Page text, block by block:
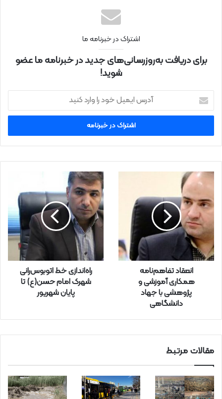
اشتراک در خبرنامه ما
برای دریافت به‌روزرسانی‌های جدید در خبرنامه ما عضو
شوید!
ر
ا
ی
ل
خ
و
د
ر
ا
و
ا
ر
انعقاد تفاهم‌نامه‌
همکاری آموزشی و
پژوهشی با جهاد
دانشگاهی
راه‌اندازی خط اتوبوس‌رانی
شهرک امام حسن(ع) تا
پایان شهریور
مقالات مرتبط